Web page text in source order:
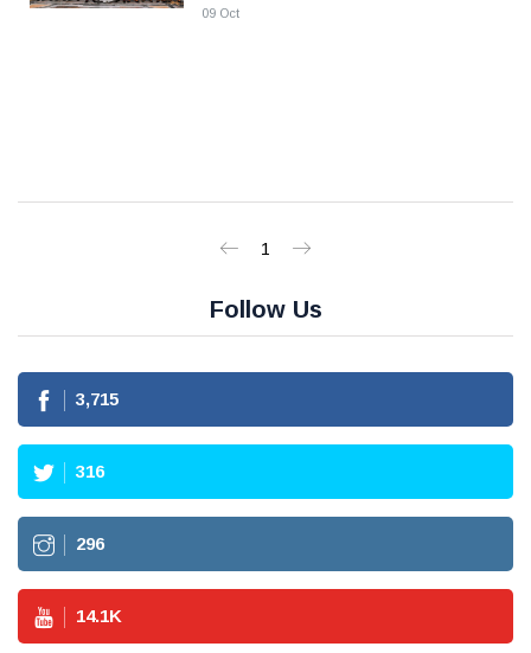
09 Oct
1
Follow Us
3,715
316
296
14.1K